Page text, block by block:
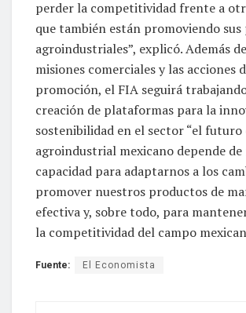
perder la competitividad frente a
que también están promoviendo
agroindustriales”, explicó. Además
misiones comerciales y las acciones
promoción, el FIA seguirá
creación de plataformas para la
sostenibilidad en el sector “el
agroindustrial mexicano depende
capacidad para adaptarnos a los
promover nuestros productos de
efectiva y, sobre todo, para
la competitividad del campo
Fuente: El Economista